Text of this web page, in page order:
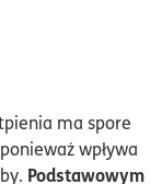
ma spore
wpływa
Podstawowym